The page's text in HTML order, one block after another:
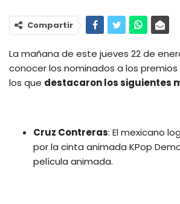
Compartir
La mañana de este jueves 22 de
conocer los nominados a los premios
los que destacaron los siguientes
Cruz Contreras: El mexicano
por la cinta animada KPop
película animada.